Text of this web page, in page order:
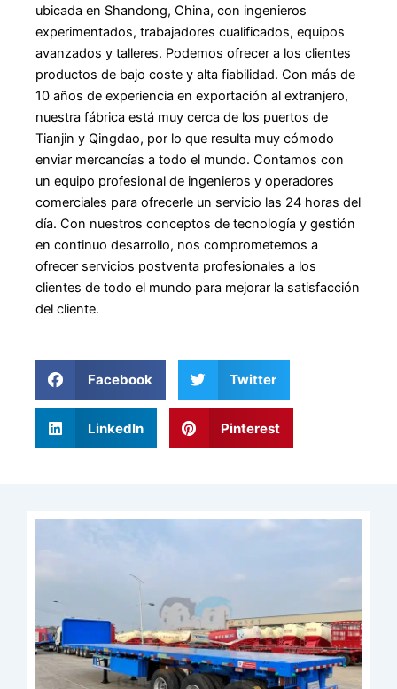
ubicada en Shandong, China, con ingenieros
experimentados, trabajadores cualificados, equipos
avanzados y talleres. Podemos ofrecer a los clientes
productos de bajo coste y alta fiabilidad. Con más de
10 años de experiencia en exportación al extranjero,
nuestra fábrica está muy cerca de los puertos de
Tianjin y Qingdao, por lo que resulta muy cómodo
enviar mercancías a todo el mundo. Contamos con
un equipo profesional de ingenieros y operadores
comerciales para ofrecerle un servicio las 24 horas del
día. Con nuestros conceptos de tecnología y gestión
en continuo desarrollo, nos comprometemos a
ofrecer servicios postventa profesionales a los
clientes de todo el mundo para mejorar la satisfacción
del cliente.
Facebook Twitter
LinkedIn Pinterest